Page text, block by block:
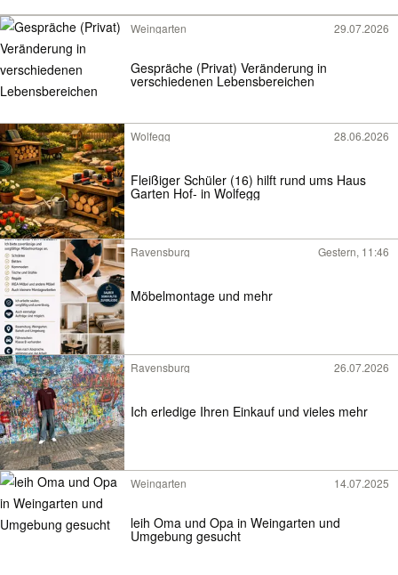
Weingarten 29.07.2026
Gespräche (Privat) Veränderung in
verschiedenen Lebensbereichen
Wolfegg 28.06.2026
Fleißiger Schüler (16) hilft rund ums Haus
Garten Hof- in Wolfegg
Ravensburg Gestern, 11:46
Möbelmontage und mehr
Ravensburg 26.07.2026
Ich erledige Ihren Einkauf und vieles mehr
Weingarten 14.07.2025
leih Oma und Opa in Weingarten und
Umgebung gesucht